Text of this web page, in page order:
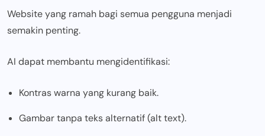
Website yang ramah bagi semua pengguna menjadi
semakin penting.
AI dapat membantu mengidentifikasi:
Kontras warna yang kurang baik.
Gambar tanpa teks alternatif (alt text).